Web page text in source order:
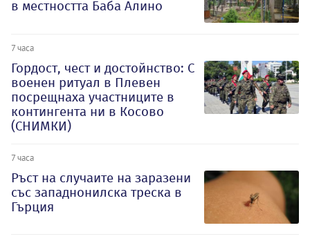
в местността Баба Алино
7 часа
Гордост, чест и достойнство: С
военен ритуал в Плевен
посрещнаха участниците в
контингента ни в Косово
(СНИМКИ)
7 часа
Ръст на случаите на заразени
със западнонилска треска в
Гърция